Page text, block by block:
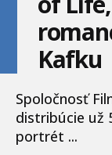
Kafku
Spoločnosť
distribúcie už
portrét ...